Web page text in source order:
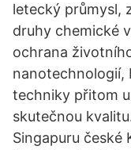
letecký průmysl,
druhy chemické
ochrana
nanotechnologií,
techniky přitom
skutečnou
Singapuru české